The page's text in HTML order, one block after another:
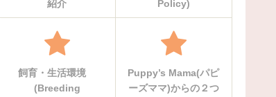
紹介
Policy)
飼育・生活環境
(Breeding
Puppy’s Mama(パピ
ーズママ)からの２つ